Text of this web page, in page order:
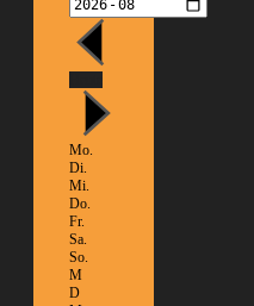
Mo.
Di.
Mi.
Do.
Fr.
Sa.
So.
M
D